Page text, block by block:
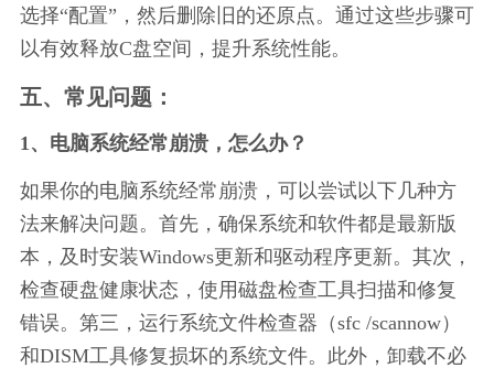
选择“配置”，然后删除旧的还原点。通过这些步骤可
以有效释放C盘空间，提升系统性能。
五、常见问题：
1、电脑系统经常崩溃，怎么办？
如果你的电脑系统经常崩溃，可以尝试以下几种方
法来解决问题。首先，确保系统和软件都是最新版
本，及时安装Windows更新和驱动程序更新。其次，
检查硬盘健康状态，使用磁盘检查工具扫描和修复
错误。第三，运行系统文件检查器（sfc /scannow）
和DISM工具修复损坏的系统文件。此外，卸载不必